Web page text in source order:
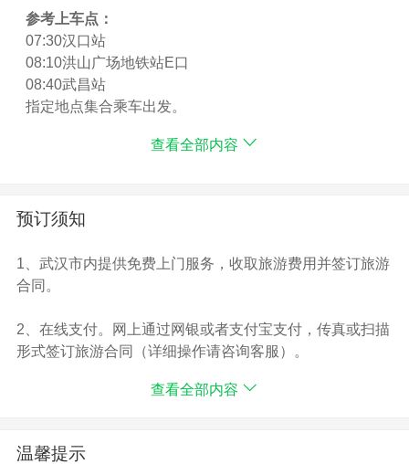
参考上车点：
07:30汉口站
08:10洪山广场地铁站E口
08:40武昌站
指定地点集合乘车出发。
2、门票黄鹤楼大门票（不含景区内园中园门票、索道、
由于黄鹤楼是团体票，报名时为成人，实际为60-65岁老
人退费20元/人，实际为65周岁以上老人退费40元/人。
4、导游优秀专职导游讲解服务。
5、优惠人群仅含车位及导游服务费，其余产生自理。
7、保险含旅行社责任险，请游客务必购买旅游意外险。
查看全部内容
预订须知
1、武汉市内提供免费上门服务，收取旅游费用并签订旅游
合同。
2、在线支付。网上通过网银或者支付宝支付，传真或扫描
形式签订旅游合同（详细操作请咨询客服）。
3、地址：武汉市武昌区中南路中建广场C座26楼（乘地铁
查看全部内容
温馨提示